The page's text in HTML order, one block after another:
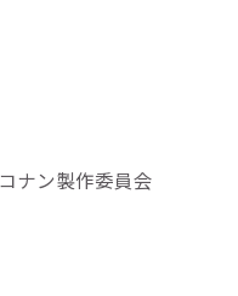
ナン製作委員会